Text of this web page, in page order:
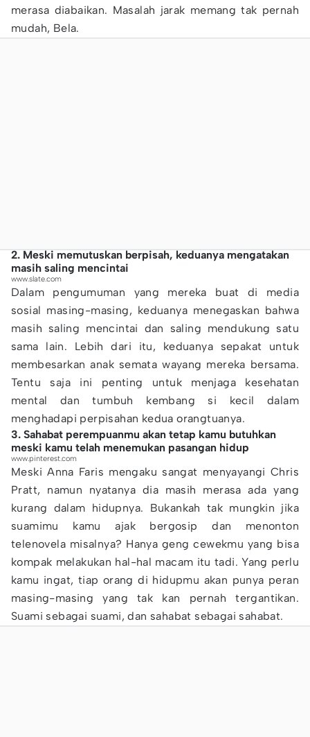
merasa diabaikan. Masalah jarak memang tak pernah
mudah, Bela.
2. Meski memutuskan berpisah, keduanya mengatakan
masih saling mencintai
www.slate.com
Dalam pengumuman yang mereka buat di media
sosial masing-masing, keduanya menegaskan bahwa
masih saling mencintai dan saling mendukung satu
sama lain. Lebih dari itu, keduanya sepakat untuk
membesarkan anak semata wayang mereka bersama.
Tentu saja ini penting untuk menjaga kesehatan
mental dan tumbuh kembang si kecil dalam
menghadapi perpisahan kedua orangtuanya.
3. Sahabat perempuanmu akan tetap kamu butuhkan
meski kamu telah menemukan pasangan hidup
www.pinterest.com
Meski Anna Faris mengaku sangat menyayangi Chris
Pratt, namun nyatanya dia masih merasa ada yang
kurang dalam hidupnya. Bukankah tak mungkin jika
suamimu kamu ajak bergosip dan menonton
telenovela misalnya? Hanya geng cewekmu yang bisa
kompak melakukan hal-hal macam itu tadi. Yang perlu
kamu ingat, tiap orang di hidupmu akan punya peran
masing-masing yang tak kan pernah tergantikan.
Suami sebagai suami, dan sahabat sebagai sahabat.